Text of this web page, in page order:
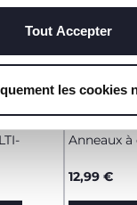
essentiels au
Tout Accepter
les cookies
Anneaux
12,99 €